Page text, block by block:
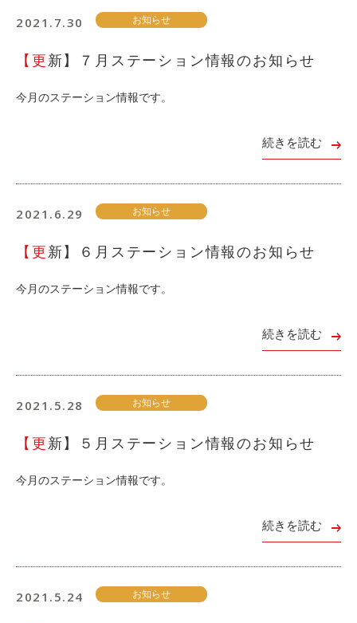
法人のお客様
ご入会方法
よくある質問
ご入会はこちら
保険補償内容 個人情報の取扱い
環境への取組み
2021.7.30 お知らせ
【更新】７月ステーション情報のお知らせ
今月のステーション情報です。
続きを読む
2021.6.29 お知らせ
【更新】６月ステーション情報のお知らせ
今月のステーション情報です。
続きを読む
2021.5.28 お知らせ
【更新】５月ステーション情報のお知らせ
今月のステーション情報です。
続きを読む
2021.5.24 お知らせ